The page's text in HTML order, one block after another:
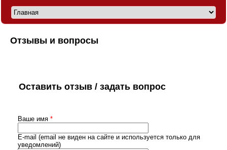
Отзывы и вопросы
Оставить отзыв / задать вопрос
Ваше имя *
E-mail (email не виден на сайте и используется только для
уведомлений)